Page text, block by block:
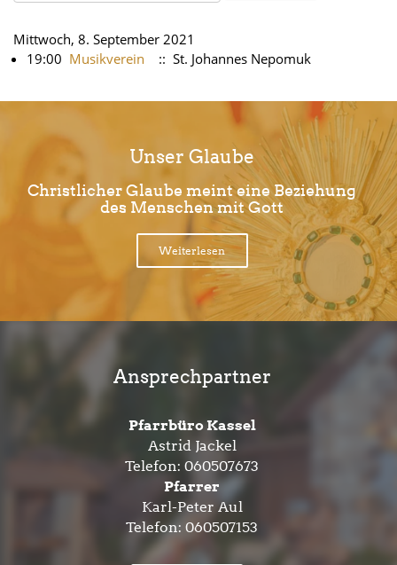
Mittwoch, 8. September 2021
19:00 Musikverein :: St. Johannes Nepomuk
Unser Glaube
Christlicher Glaube meint eine Beziehung
des Menschen mit Gott
Weiterlesen
Ansprechpartner
Pfarrbüro Kassel
Astrid Jackel
Telefon: 060507673
Pfarrer
Karl-Peter Aul
Telefon: 060507153